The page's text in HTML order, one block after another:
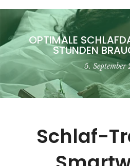
OPTIMALE
STUNDEN
5. September
Schlaf-